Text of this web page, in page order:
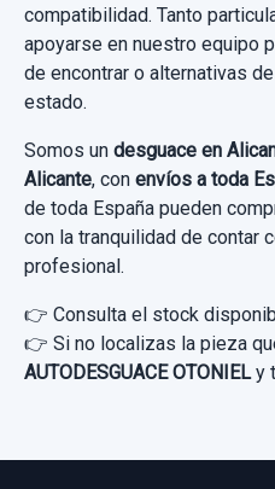
Consultar por
compatibilidad. Tanto
apoyarse en nuestro equipo
de encontrar o alternativas
estado.
Somos un desguace en
Alicante, con envíos a toda
de toda España pueden
con la tranquilidad de contar
profesional.
👉 Consulta el stock
👉 Si no localizas la pieza
AUTODESGUACE OTONIELy